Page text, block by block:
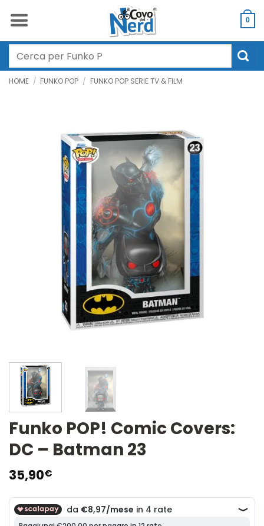
0
Cerca:
HOME / FUNKO POP / FUNKO POP SERIE TV & FILM
Funko POP! Comic Covers:
DC – Batman 23
35,90€